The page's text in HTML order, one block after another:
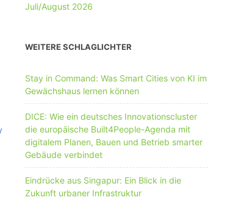
WEITERE SCHLAGLICHTER
Stay in Command: Was Smart Cities von KI im
Gewächshaus lernen können
DICE: Wie ein deutsches Innovationscluster
die europäische Built4People-Agenda mit
digitalem Planen, Bauen und Betrieb smarter
Gebäude verbindet
Eindrücke aus Singapur: Ein Blick in die
Zukunft urbaner Infrastruktur